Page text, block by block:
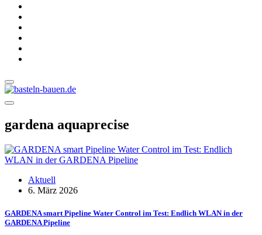
gardena aquaprecise
Aktuell
6. März 2026
GARDENA smart Pipeline Water Control im Test: Endlich WLAN in der
GARDENA Pipeline